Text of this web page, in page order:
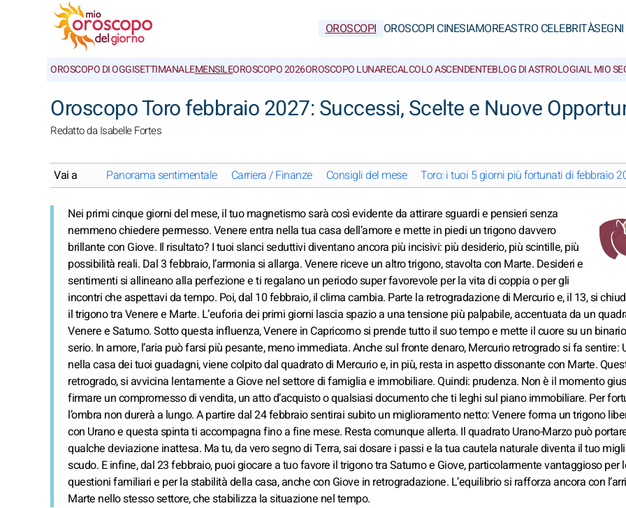
OROSCOPI OROSCOPI CINESIAMOREASTRO CELEBRITÀ
OROSCOPO DI OGGISETTIMANALEMENSILEOROSCOPO 2026OROSCOPO LUNARECALCOLO ASCENDENTEBLOG DI ASTROLOGIAIL MIO
Oroscopo Toro febbraio 2027: Successi, Scelte e Nuove
Redatto da Isabelle Fortes
Vai a Panorama sentimentale Carriera / Finanze Consigli del mese Toro: i tuoi 5 giorni più fortunati di febbraio
Nei primi cinque giorni del mese, il tuo magnetismo sarà così evidente da attirare sguardi e pensieri senza
nemmeno chiedere permesso. Venere entra nella tua casa dell’amore e mette in piedi un trigono davvero
brillante con Giove. Il risultato? I tuoi slanci seduttivi diventano ancora più incisivi: più desiderio, più scintille, più
possibilità reali. Dal 3 febbraio, l’armonia si allarga. Venere riceve un altro trigono, stavolta con Marte. Desideri e
sentimenti si allineano alla perfezione e ti regalano un periodo super favorevole per la vita di coppia o per gli
incontri che aspettavi da tempo. Poi, dal 10 febbraio, il clima cambia. Parte la retrogradazione di Mercurio e, il 13, si
il trigono tra Venere e Marte. L’euforia dei primi giorni lascia spazio a una tensione più palpabile, accentuata da un
Venere e Saturno. Sotto questa influenza, Venere in Capricorno si prende tutto il suo tempo e mette il cuore su un
serio. In amore, l’aria può farsi più pesante, meno immediata. Anche sul fronte denaro, Mercurio retrogrado si fa sentire:
nella casa dei tuoi guadagni, viene colpito dal quadrato di Mercurio e, in più, resta in aspetto dissonante con Marte.
retrogrado, si avvicina lentamente a Giove nel settore di famiglia e immobiliare. Quindi: prudenza. Non è il momento
firmare un compromesso di vendita, un atto d’acquisto o qualsiasi documento che ti leghi sul piano immobiliare. Per
l’ombra non durerà a lungo. A partire dal 24 febbraio sentirai subito un miglioramento netto: Venere forma un trigono
con Urano e questa spinta ti accompagna fino a fine mese. Resta comunque allerta. Il quadrato Urano-Marzo può
qualche deviazione inattesa. Ma tu, da vero segno di Terra, sai dosare i passi e la tua cautela naturale diventa il tuo
scudo. E infine, dal 23 febbraio, puoi giocare a tuo favore il trigono tra Saturno e Giove, particolarmente vantaggioso per
questioni familiari e per la stabilità della casa, anche con Giove in retrogradazione. L’equilibrio si rafforza ancora con
Marte nello stesso settore, che stabilizza la situazione nel tempo.